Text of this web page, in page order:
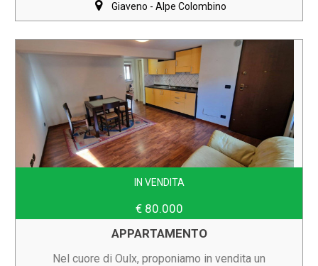
Giaveno - Alpe Colombino
IN VENDITA
€ 80.000
APPARTAMENTO
Nel cuore di Oulx, proponiamo in vendita un